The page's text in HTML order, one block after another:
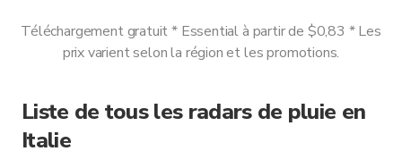
Téléchargement gratuit * Essential à partir de $0,83 * Les
prix varient selon la région et les promotions.
Liste de tous les radars de pluie en
Italie